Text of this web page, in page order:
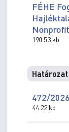
FÉHE
190.53 kb
Határozat
472/
44.22 kb